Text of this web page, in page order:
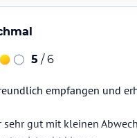
5 / 6
empfangen und
sehr gut mit kleinen